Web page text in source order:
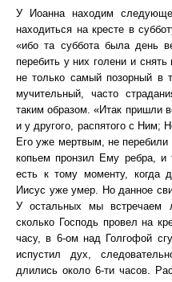
У Иоанна находим
находиться на кресте в
«ибо та суббота была день
перебить у них голени и
не только самый позорный в
мучительный, часто
таким образом. «Итак пришли
и у другого, распятого с Ним;
Его уже мертвым, не
копьем пронзил Ему ребра, и
есть к тому моменту, когда
Иисус уже умер. Но данное
У остальных мы встречаем
сколько Господь провел на
часу, в 6-ом над Голгофой
испустил дух,
длились около 6-ти часов.